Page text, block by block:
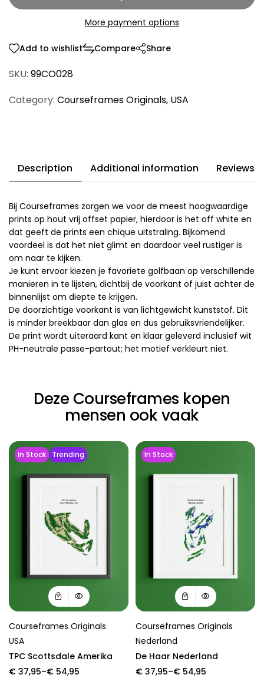
More payment options
Add to wishlist Compare Share
SKU: 99CO028
Category: Courseframes Originals, USA
Description Additional information Reviews
Bij Courseframes zorgen we voor de meest hoogwaardige
prints op hout vrij offset papier, hierdoor is het off white en
dat geeft de prints een chique uitstraling. Bijkomend
voordeel is dat het niet glimt en daardoor veel rustiger is
om naar te kijken.
Je kunt ervoor kiezen je favoriete golfbaan op verschillende
manieren in te lijsten, dichtbij de voorkant of juist achter de
binnenlijst om diepte te krijgen.
De doorzichtige voorkant is van lichtgewicht kunststof. Dit
is minder breekbaar dan glas en dus gebruiksvriendelijker.
De print wordt uiteraard kant en klaar geleverd inclusief wit
PH-neutrale passe-partout; het motief verkleurt niet.
Deze Courseframes kopen
mensen ook vaak
In Stock Trending
Courseframes Originals
USA
TPC Scottsdale Amerika
€ 37,95–€ 54,95
Price
In Stock
Courseframes Originals
Nederland
De Haar Nederland
€ 37,95–€ 54,95
Price